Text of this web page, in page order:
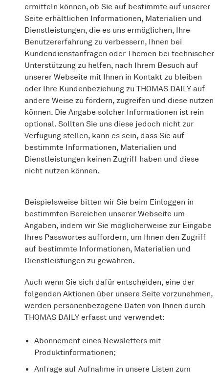
ermitteln können, ob Sie auf bestimmte auf unserer
Seite erhältlichen Informationen, Materialien und
Dienstleistungen, die es uns ermöglichen, Ihre
Benutzererfahrung zu verbessern, Ihnen bei
Kundendienstanfragen oder Themen bei technischer
Unterstützung zu helfen, nach Ihrem Besuch auf
unserer Webseite mit Ihnen in Kontakt zu bleiben
oder Ihre Kundenbeziehung zu THOMAS DAILY auf
andere Weise zu fördern, zugreifen und diese nutzen
können. Die Angabe solcher Informationen ist rein
optional. Sollten Sie uns diese jedoch nicht zur
Verfügung stellen, kann es sein, dass Sie auf
bestimmte Informationen, Materialien und
Dienstleistungen keinen Zugriff haben und diese
nicht nutzen können.
Beispielsweise bitten wir Sie beim Einloggen in
bestimmten Bereichen unserer Webseite um
Angaben, indem wir Sie möglicherweise zur Eingabe
Ihres Passwortes auffordern, um Ihnen den Zugriff
auf bestimmte Informationen, Materialien und
Dienstleistungen zu gewähren.
Auch wenn Sie sich dafür entscheiden, eine der
folgenden Aktionen über unsere Seite vorzunehmen,
werden personenbezogene Daten von Ihnen durch
THOMAS DAILY erfasst und verwendet:
Abonnement eines Newsletters mit
Produktinformationen;
Anfrage auf Aufnahme in unsere Listen zum